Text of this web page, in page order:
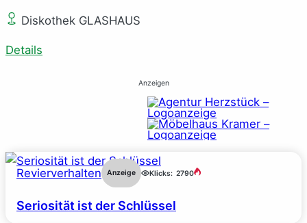
Diskothek GLASHAUS
Details
Anzeigen
Revierverhalten Anzeige Klicks: 2790
Seriosität ist der Schlüssel